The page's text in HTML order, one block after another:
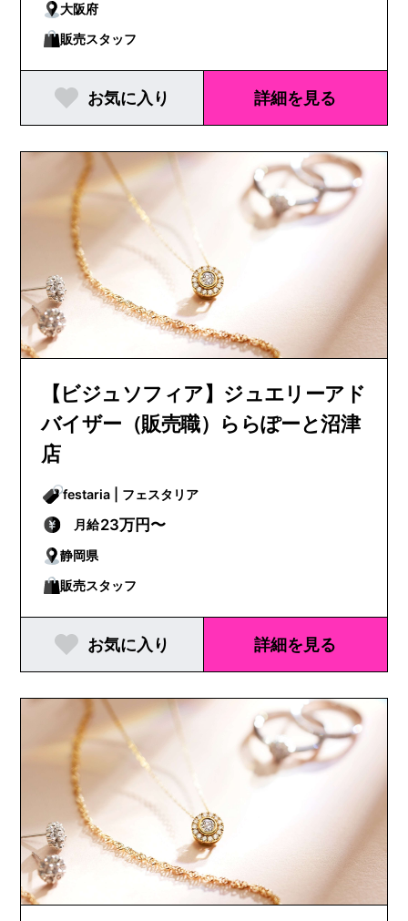
大阪府
販売スタッフ
お気に入り 詳細を見る
【ビジュソフィア】ジュエリーアド
バイザー（販売職）ららぽーと沼津
店
festaria | フェスタリア
月給23万円〜
静岡県
販売スタッフ
お気に入り 詳細を見る